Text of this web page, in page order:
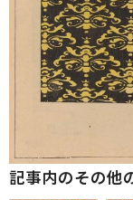
記事内のその他